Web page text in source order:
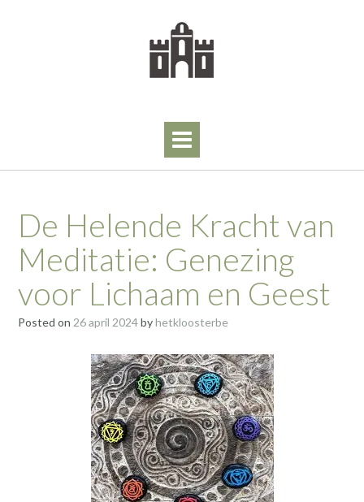
De Helende Kracht van
Meditatie: Genezing
voor Lichaam en Geest
Posted on 26 april 2024byhetkloosterbe